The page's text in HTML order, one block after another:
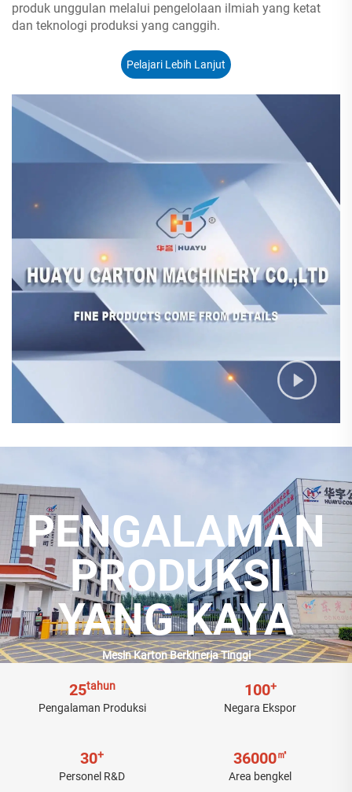
produk unggulan melalui pengelolaan ilmiah yang ketat
dan teknologi produksi yang canggih.
Pelajari Lebih Lanjut
PENGALAMAN
PRODUKSI
YANG KAYA
Mesin Karton Berkinerja Tinggi
25tahun
Pengalaman Produksi
100+
Negara Ekspor
30+
Personel R&D
36000㎡
Area bengkel